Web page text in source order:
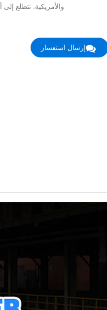
والأمريكية. نتطلع
إرسال استفسار